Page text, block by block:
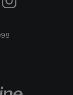
instagram